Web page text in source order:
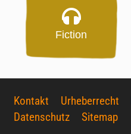
Fiction
Kontakt Urheberrecht
Datenschutz
Sitemap